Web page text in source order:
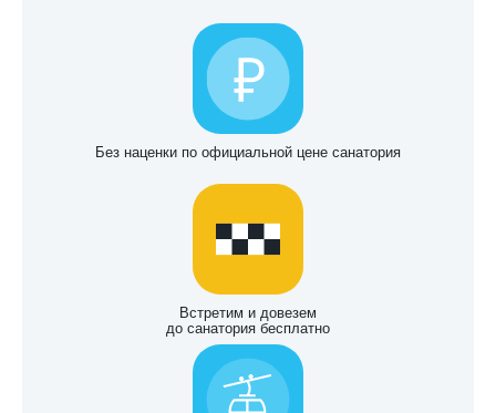
Без наценки по официальной цене санатория
Встретим и довезем
до санатория бесплатно